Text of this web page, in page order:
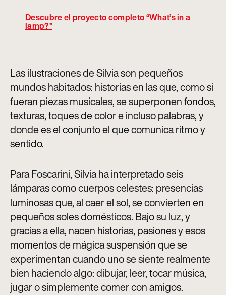
Descubre el proyecto completo “What’s in a
lamp?”
Las ilustraciones de Silvia son pequeños
mundos habitados: historias en las que, como si
fueran piezas musicales, se superponen fondos,
texturas, toques de color e incluso palabras, y
donde es el conjunto el que comunica ritmo y
sentido.
Para Foscarini, Silvia ha interpretado seis
lámparas como cuerpos celestes: presencias
luminosas que, al caer el sol, se convierten en
pequeños soles domésticos. Bajo su luz, y
gracias a ella, nacen historias, pasiones y esos
momentos de mágica suspensión que se
experimentan cuando uno se siente realmente
bien haciendo algo: dibujar, leer, tocar música,
jugar o simplemente comer con amigos.